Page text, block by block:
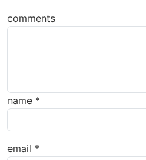
comments
name *
email *